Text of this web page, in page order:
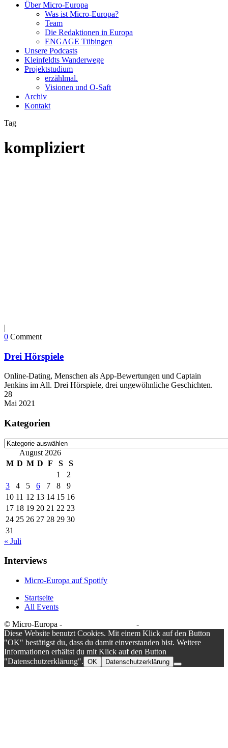
Über Micro-Europa
Was ist Micro-Europa?
Team
Die Redaktionen in Europa
ENGAGE Tübingen
Unsere Podcasts
Kleinfeldts Wanderwege
Projektstudium
erzählmal.
Visionen und O-Saft
Archiv
Kontakt
Tag
kompliziert
|
0 Comment
Drei Hörspiele
Online-Dating, Menschen als App-Bewertungen und Captain
Jenkins im All. Drei Hörspiele, drei ungewöhnliche Geschichten.
28
Mai 2021
Kategorien
Kategorien
August 2026
M D M D F S
S
1
2
3
4 5 6 7 8
9
10 11 12 13 14 15 16
17 18 19 20 21 22 23
24 25 26 27 28 29 30
31
« Juli
Interviews
Micro-Europa auf Spotify
Startseite
All Events
© Micro-Europa -
-
Diese Website benutzt Cookies. Mit einem Klick auf den Button
"OK" bestätigst du, dass du damit einverstanden bist. Weitere
Informationen erhältst du mit Klick auf den Button
"Datenschutzerklärung". OK Datenschutzerklärung